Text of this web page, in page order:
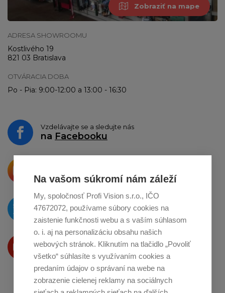
Na vašom súkromí nám záleží
My, spoločnosť Profi Vision s.r.o., IČO
47672072, používame súbory cookies na
zaistenie funkčnosti webu a s vaším súhlasom
o. i. aj na personalizáciu obsahu našich
webových stránok. Kliknutím na tlačidlo „Povoliť
všetko“ súhlasíte s využívaním cookies a
predaním údajov o správaní na webe na
zobrazenie cielenej reklamy na sociálnych
Zobraziť na mape
ADRESA SHOWROOMU
Kostlivého 19
821 03 Bratislava
OTVÁRACIA DOBA
Po - Pia: 9:00-12:00 a 13:00 - 16:30
Vzdelávajte se a sledujte nás
na Facebooku
o zdieľanie naInstagrame
O novinkách píšeme
naTwitteri
Produkty Vám predstavujeme
na Youtube